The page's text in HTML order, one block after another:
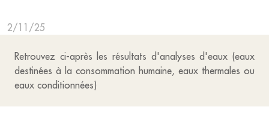
2/11/25
Retrouvez ci-après les résultats d'analyses d'eaux (eaux
destinées à la consommation humaine, eaux thermales ou
eaux conditionnées)